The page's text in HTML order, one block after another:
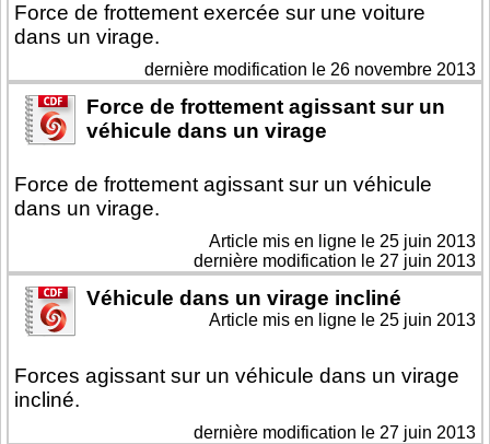
Force de frottement exercée sur une voiture
dans un virage.
dernière modification le 26 novembre 2013
Force de frottement agissant sur un
véhicule dans un virage
Force de frottement agissant sur un véhicule
dans un virage.
Article mis en ligne le 25 juin 2013
dernière modification le 27 juin 2013
Véhicule dans un virage incliné
Forces agissant sur un véhicule dans un virage
incliné.
Article mis en ligne le 25 juin 2013
dernière modification le 27 juin 2013